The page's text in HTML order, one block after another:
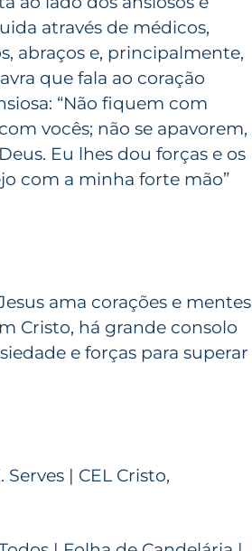
através de médicos,
abraços e, principalmente,
que fala ao coração
“Não fiquem com
vocês; não se apavorem,
Eu lhes dou forças e os
com a minha forte mão”
ama corações e mentes
Cristo, há grande consolo
e forças para superar
| CEL Cristo,